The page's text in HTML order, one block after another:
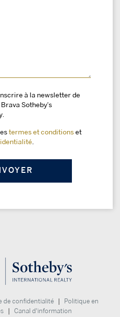
à la newsletter de
Sotheby's
termes et conditions et
de confidentialité
Politique en
Canal d'information